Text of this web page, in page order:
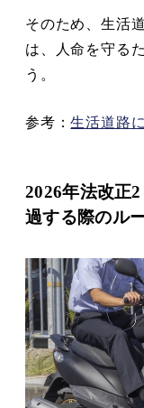
そのため、生活
は、人命を守る
う。
参考：生活道路
2026年法改正
過する際のル